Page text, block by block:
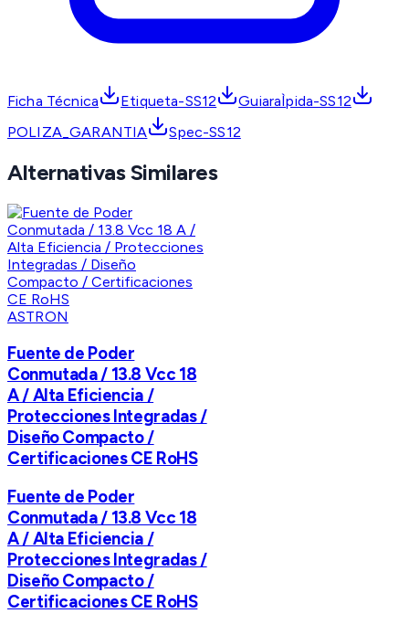
Ficha Técnica Etiqueta-SS12
GuiaraÌpida-SS12
POLIZA_GARANTIA
Spec-SS12
Alternativas Similares
ASTRON
Fuente de Poder
Conmutada / 13.8 Vcc 18
A / Alta Eficiencia /
Protecciones Integradas /
Diseño Compacto /
Certificaciones CE RoHS
Fuente de Poder
Conmutada / 13.8 Vcc 18
A / Alta Eficiencia /
Protecciones Integradas /
Diseño Compacto /
Certificaciones CE RoHS